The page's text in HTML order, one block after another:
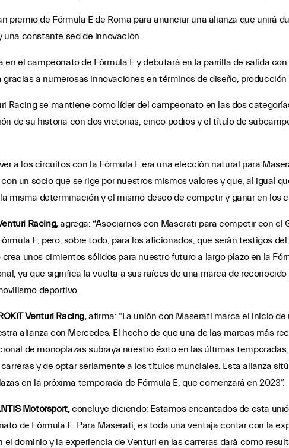
premio de Fórmula E de Roma para anunciar una alianza que unirá
una constante sed de innovación.
el campeonato de Fórmula E y debutará en la parrilla de salida
a numerosas innovaciones en términos de diseño,
Racing se mantiene como líder del campeonato en las dos
de su historia con dos victorias, cinco podios y el título de
a los circuitos con la Fórmula E era una elección natural para
un socio que se rige por nuestros mismos valores y que, al igual
misma determinación y el mismo deseo de competir y ganar en los
Racing,agrega: “Asociarnos con Maserati para competir con el
E, pero, sobre todo, para los aficionados, que serán testigos
unos cimientos sólidos para nuestro futuro a largo plazo en la
ya que significa la vuelta a sus raíces de una marca de
deportivo.
Venturi Racing,afirma: “La unión con Maserati marca el inicio
alianza con Mercedes. El hecho de que una de las marcas más
de monoplazas subraya nuestro éxito en las últimas
y de optar seriamente a los títulos mundiales. Esta alianza
en la próxima temporada de Fórmula E, que comenzará en 2023”.
Motorsport,concluye diciendo: Estamos encantados de esta
de Fórmula E. Para Maserati, es toda una ventaja contar con la
dominio y la experiencia de Venturi en las carreras dará como